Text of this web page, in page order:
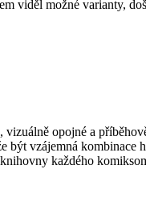
viděl možné varianty,
opojné a
vzájemná kombinace
každého